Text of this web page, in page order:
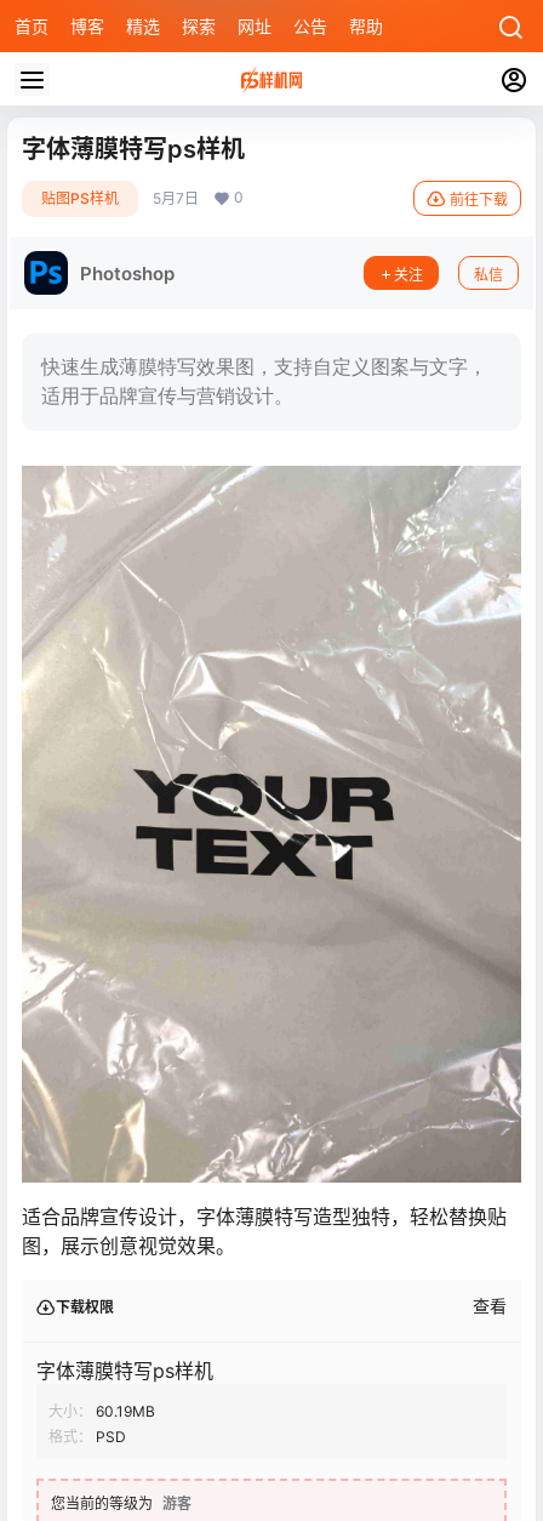
首页 博客 精选 探索 网址 公告 帮助
字体薄膜特写ps样机
贴图PS样机 5月7日 0 前往下载
Photoshop 关注 私信
快速生成薄膜特写效果图，支持自定义图案与文字，
适用于品牌宣传与营销设计。
适合品牌宣传设计，字体薄膜特写造型独特，轻松替换贴
图，展示创意视觉效果。
下载权限 查看
字体薄膜特写ps样机
大小：
60.19MB
格式：
PSD
您当前的等级为 游客